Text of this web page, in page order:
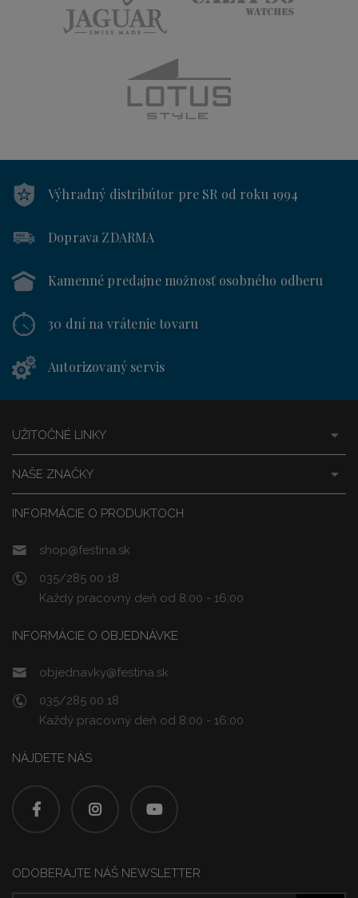
Výhradný distribútor pre SR od roku 1994
Doprava ZDARMA
Kamenné predajnemožnosť osobného odberu
30 dní na vrátenie tovaru
Autorizovaný servis
INFORMÁCIE O PRODUKTOCH
shop@festina.sk
035/285 00 18
Každý pracovný deň od 8:00 - 16:00
INFORMÁCIE O OBJEDNÁVKE
objednavky@festina.sk
035/285 00 18
Každý pracovný deň od 8:00 - 16:00
NAŠE ZNAČKY
UŽITOČNÉ LINKY
NÁJDETE NÁS
ODOBERAJTE NÁŠ NEWSLETTER